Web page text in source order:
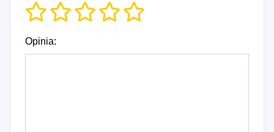
Opinia: